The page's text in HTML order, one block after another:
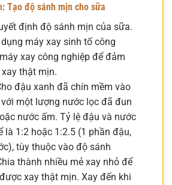
Tạo độ sánh mịn cho sữa
định độ sánh mịn của sữa.
máy xay sinh tố công
xay công nghiệp để đảm
thật mịn.
đậu xanh đã chín mềm vào
một lượng nước lọc đã đun
nước ấm. Tỷ lệ đậu và nước
là 1:2 hoặc 1:2.5 (1 phần đậu,
tùy thuộc vào độ sánh
thành nhiều mẻ xay nhỏ để
xay thật mịn. Xay đến khi